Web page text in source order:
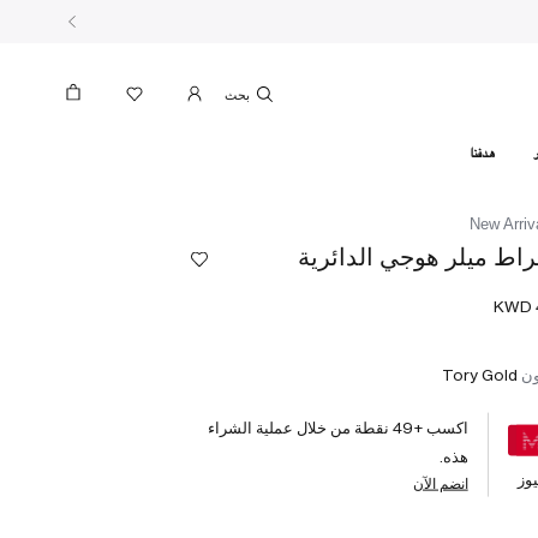
هدفنا
New
ميلر هوجي الدائرية
Tory Gold
اكسب +49 نقطة من خلال عملية الشراء
هذه.
انضم الآن